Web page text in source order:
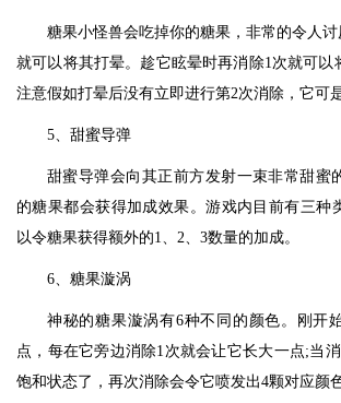
糖果小怪兽会吃掉你的糖果，非常的令人
就可以将其打晕。趁它眩晕时再消除1次就可以
注意假如打晕后没有立即进行第2次消除，它可
5、甜蜜导弹
甜蜜导弹会向其正前方发射一束非常甜蜜
的糖果都会获得加成效果。游戏内目前有三种
以令糖果获得额外的1、2、3数量的加成。
6、糖果漩涡
神秘的糖果漩涡有6种不同的颜色。刚开
点，每在它旁边消除1次就会让它长大一点;当
饱和状态了，再次消除会令它喷发出4颗对应颜